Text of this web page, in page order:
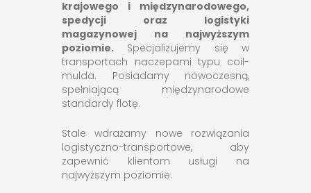
krajowego i międzynarodowego,
spedycji oraz logistyki
magazynowej na najwyższym
poziomie. Specjalizujemy się w
transportach naczepami typu coil-
mulda. Posiadamy nowoczesną,
spełniającą międzynarodowe
standardy flotę.
Stale wdrażamy nowe rozwiązania
logistyczno-transportowe, aby
zapewnić klientom usługi na
najwyższym poziomie.